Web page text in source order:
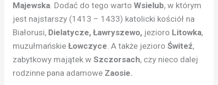
Majewska. Dodać do tego wartoWsielub, w którym
jest najstarszy (1413 – 1433) katolicki kościół na
Białorusi, Dielatycze, Ławryszewo, jezioro Litowka,
muzułmańskieŁowczyce. A także jezioroŚwiteź,
zabytkowy majątek wSzczorsach, czy nieco dalej
rodzinne pana adamowe Zaosie.